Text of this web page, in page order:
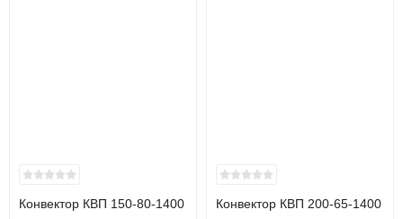
Конвектор КВП 150-80-1400
Конвектор КВП 200-65-1400